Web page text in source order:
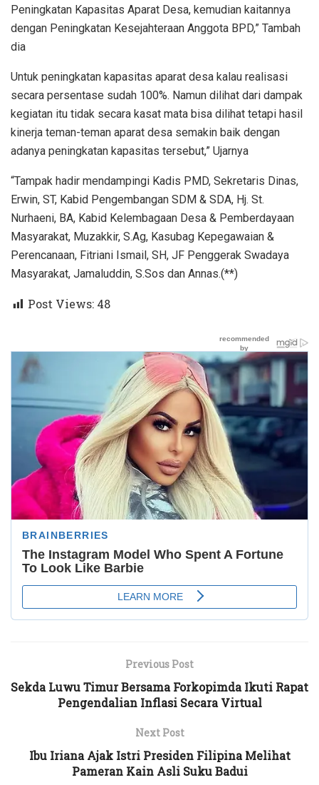
Peningkatan Kapasitas Aparat Desa, kemudian kaitannya
dengan Peningkatan Kesejahteraan Anggota BPD,” Tambah
dia
Untuk peningkatan kapasitas aparat desa kalau realisasi
secara persentase sudah 100%. Namun dilihat dari dampak
kegiatan itu tidak secara kasat mata bisa dilihat tetapi hasil
kinerja teman-teman aparat desa semakin baik dengan
adanya peningkatan kapasitas tersebut,” Ujarnya
“Tampak hadir mendampingi Kadis PMD, Sekretaris Dinas,
Erwin, ST, Kabid Pengembangan SDM & SDA, Hj. St.
Nurhaeni, BA, Kabid Kelembagaan Desa & Pemberdayaan
Masyarakat, Muzakkir, S.Ag, Kasubag Kepegawaian &
Perencanaan, Fitriani Ismail, SH, JF Penggerak Swadaya
Masyarakat, Jamaluddin, S.Sos dan Annas.(**)
Post Views: 48
Previous Post
Sekda Luwu Timur Bersama Forkopimda Ikuti Rapat
Pengendalian Inflasi Secara Virtual
Next Post
Ibu Iriana Ajak Istri Presiden Filipina Melihat
Pameran Kain Asli Suku Badui